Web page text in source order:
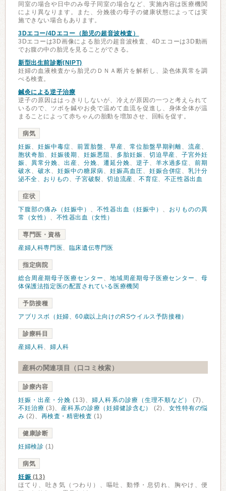
同室の場合や日中のみ母子同室の場合など、実施内容は医療機関
により異なります。また、分娩後の母子の健康状態によっては実
施できない場合もあります。
3Dエコー/4Dエコー（胎児の超音波検査）
3Dエコーは3D画像による胎児の超音波検査、4Dエコーは3D動画
でお腹の中の胎児を見ることができる。
新型出生前診断(NIPT)
妊婦の血液検査から胎児のＤＮＡ断片を解析し、染色体異常を調
べる検査。
鍼灸による逆子治療
逆子の原因ははっきりしないが、冷えが原因の一つと考えられて
いるので、ツボを鍼やお灸で温めて血流を促進し、身体全体が温
まることによって赤ちゃんの胎動を増加させ、回転を促す。
病気
妊娠、 妊娠中毒症、 前置胎盤、 早産、 常位胎盤早期剥離、流産、
胞状奇胎、 妊娠後期 、 妊娠悪阻 、 多胎妊娠、 切迫早産、子宮外妊
娠、 異常分娩、 出産、 分娩、 遷延分娩、 逆子、 羊水過多症、前期
破水、 破水、 妊娠中の糖尿病、 妊娠高血圧、 妊娠合併症、乳汁分
泌不全、 おりもの、子宮破裂、切迫流産、不育症、 不正性器出血
症状
下腹部の痛み（妊娠中） 、 不性器出血（妊娠中） 、
おりものの異
常（女性） 、 不性器出血（女性）
専門医・資格
産婦人科専門医、 臨床遺伝専門医
指定病院
総合周産期母子医療センター 、 地域周産期母子医療センター 、母
体保護法指定医の配置されている医療機関
予防接種
アブリスボ（妊婦、60歳以上向けのRSウイルス予防接種）
診療科目
産婦人科、婦人科
産科の関連項目（口コミ検索）
診療内容
妊娠・出産・分娩 (13)、婦人科系の診療（生理不順など）
(7)、
不妊治療 (3)、 産科系の診療（妊婦健診含む） (2)、女性特有の悩
み (2)、 再検査・精密検査 (1)
健康診断
妊婦検診 (1)
病気
妊娠 (13)
ほてり、吐き気（つわり）、嘔吐、動悸・息切れ、胸やけ、便